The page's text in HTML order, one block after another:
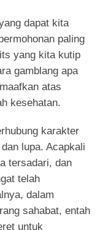
dapat kita
paling
yang kita kutip
gamblang apa
atas
kesehatan.
karakter
lupa. Acapkali
tersadari, dan
telah
dalam
sahabat, entah
untuk